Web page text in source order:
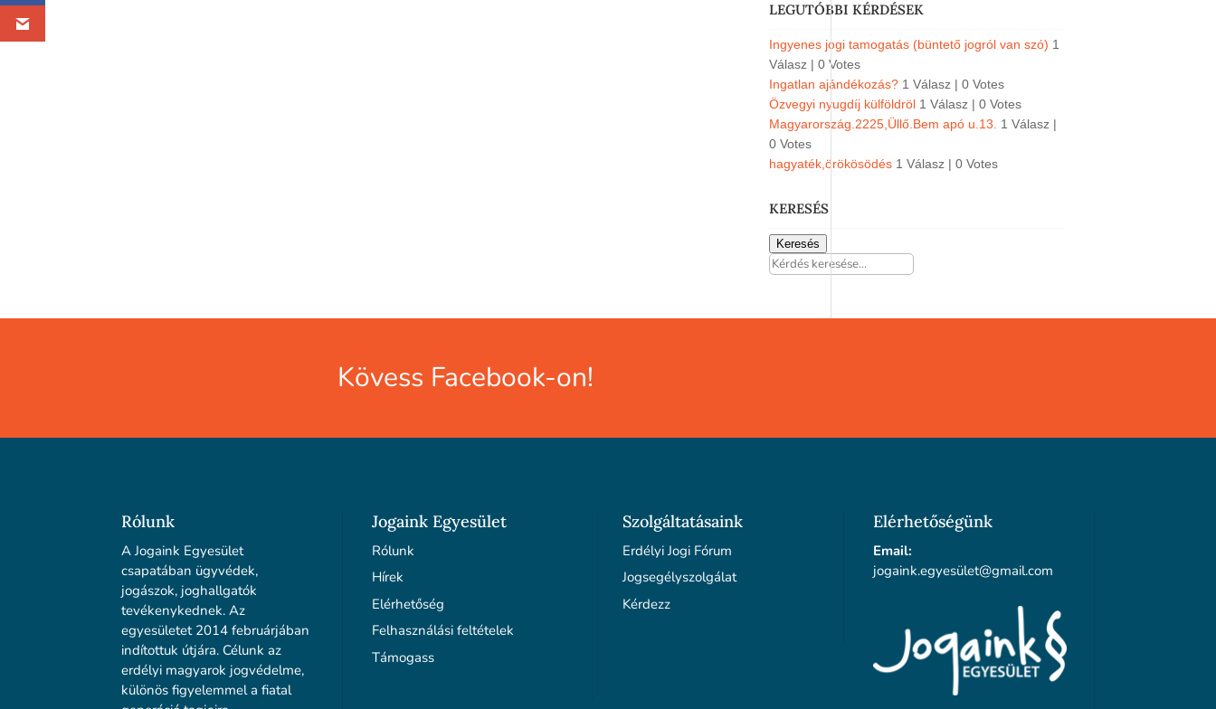
LEGUTÓBBI KÉRDÉSEK
Ingyenes jogi tamogatás (büntető jogról van szó) 1
Válasz | 0 Votes
Ingatlan ajándékozás? 1 Válasz | 0 Votes
Özvegyi nyugdíj külföldröl 1 Válasz | 0 Votes
Magyarország.2225,Üllő.Bem apó u.13.
1 Válasz |
0 Votes
hagyaték,örökösödés 1 Válasz | 0 Votes
KERESÉS
Keresés
Kövess Facebook-on!
Rólunk
A Jogaink Egyesület
csapatában ügyvédek,
jogászok, joghallgatók
tevékenykednek. Az
egyesületet 2014 februárjában
indítottuk útjára. Célunk az
erdélyi magyarok jogvédelme,
különös figyelemmel a fiatal
Jogaink Egyesület
Rólunk
Hírek
Elérhetőség
Felhasználási feltételek
Támogass
Szolgáltatásaink
Erdélyi Jogi Fórum
Jogsegélyszolgálat
Kérdezz
Elérhetőségünk
Email:
jogaink.egyesület@gmail.com